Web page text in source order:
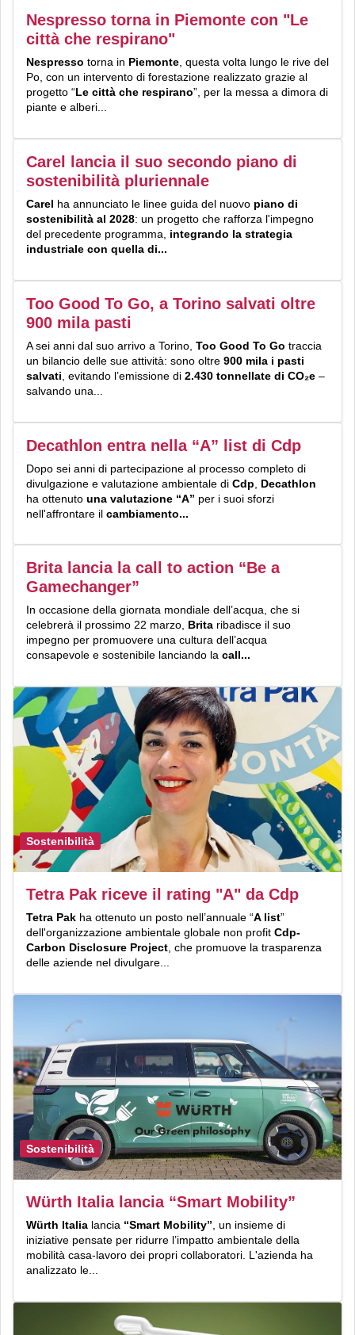
Nespresso torna in Piemonte con "Le
città che respirano"
Nespresso torna in Piemonte, questa volta lungo le rive del
Po, con un intervento di forestazione realizzato grazie al
progetto “Le città che respirano”, per la messa a dimora di
piante e alberi...
Carel lancia il suo secondo piano di
sostenibilità pluriennale
Carel ha annunciato le linee guida del nuovo piano di
sostenibilità al 2028: un progetto che rafforza l'impegno
del precedente programma, integrando la strategia
industriale con quella di...
Too Good To Go, a Torino salvati oltre
900 mila pasti
A sei anni dal suo arrivo a Torino, Too Good To Go traccia
un bilancio delle sue attività: sono oltre 900 mila i pasti
salvati , evitando l’emissione di 2.430 tonnellate di CO₂e –
salvando una...
Decathlon entra nella “A” list di Cdp
Dopo sei anni di partecipazione al processo completo di
divulgazione e valutazione ambientale di Cdp
Decathlon
ha ottenuto una valutazione “A” per i suoi sforzi
nell'affrontare il cambiamento...
Brita lancia la call to action “Be a
Gamechanger”
In occasione della giornata mondiale dell’acqua, che si
celebrerà il prossimo 22 marzo, Brita ribadisce il suo
impegno per promuovere una cultura dell’acqua
consapevole e sostenibile lanciando la call...
Sostenibilità
Tetra Pak riceve il rating "A" da Cdp
Tetra Pak ha ottenuto un posto nell’annuale “A list”
dell'organizzazione ambientale globale non profit Cdp-
Carbon Disclosure Project , che promuove la trasparenza
delle aziende nel divulgare...
Sostenibilità
Würth Italia lancia “Smart Mobility”
Würth Italia lancia “Smart Mobility” , un insieme di
iniziative pensate per ridurre l’impatto ambientale della
mobilità casa-lavoro dei propri collaboratori. L'azienda ha
analizzato le...